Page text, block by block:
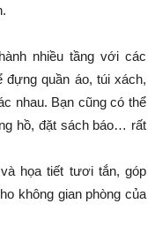
nhiều tầng với các
đựng quần áo, túi xách,
nhau. Bạn cũng có thể
hồ, đặt sách báo… rất
họa tiết tươi tắn, góp
không gian phòng của